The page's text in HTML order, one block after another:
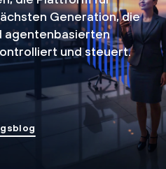
Generation, die
agentenbasierten
undsteuert.